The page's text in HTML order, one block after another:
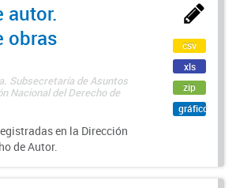
autor.
obras
Subsecretaría de Asuntos
Nacional del Derecho de
en la Dirección
de Autor.
csv
xls
zip
gráfico